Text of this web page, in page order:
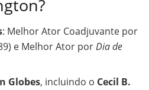
: Melhor Ator Coadjuvante por
e Melhor Ator porDia de
Globes, incluindo o Cecil B.